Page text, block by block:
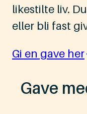
likestilte liv.
eller bli fast
Gi en gave her
Gave